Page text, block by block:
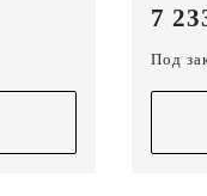
7
Под